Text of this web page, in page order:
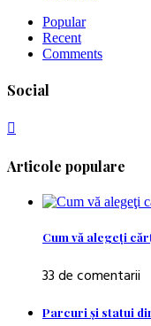
Popular
Recent
Comments
Social
Articole populare
Cum vă alegeţi
33 de comentarii
Parcuri şi statui